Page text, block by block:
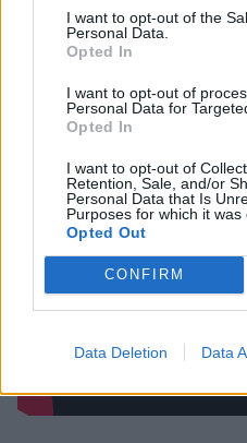
I want to opt-out of the
Personal Data.
Opted In
I want to opt-out of
Personal Data for
Opted In
I want to opt-out of
Retention, Sale, and/or
Personal Data that Is
Purposes for which it was
Opted Out
CONFIRM
Data Deletion Data
sako grupės nariai.